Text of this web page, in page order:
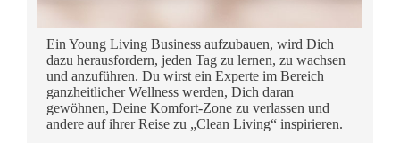
Ein Young Living Business aufzubauen, wird Dich
dazu herausfordern, jeden Tag zu lernen, zu wachsen
und anzuführen. Du wirst ein Experte im Bereich
ganzheitlicher Wellness werden, Dich daran
gewöhnen, Deine Komfort-Zone zu verlassen und
andere auf ihrer Reise zu „Clean Living“ inspirieren.